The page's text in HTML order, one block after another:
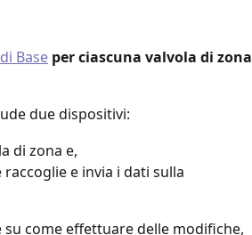
Base per ciascuna valvola di zona
due dispositivi:
di zona e,
raccoglie e invia i dati sulla
come effettuare delle modifiche,